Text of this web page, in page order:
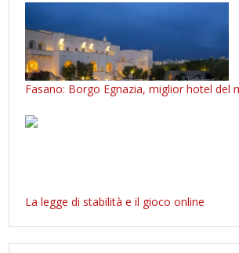
Fasano: Borgo Egnazia, miglior hotel del
La legge di stabilità e il gioco online